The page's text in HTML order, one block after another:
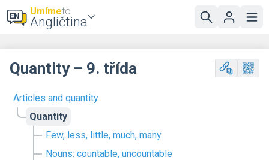
Umímeto
Angličtina
Articles and quantity
Quantity
Few, less, little, much, many
Nouns: countable, uncountable
Quantity – 9. třída